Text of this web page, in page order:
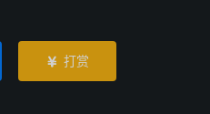
 打赏